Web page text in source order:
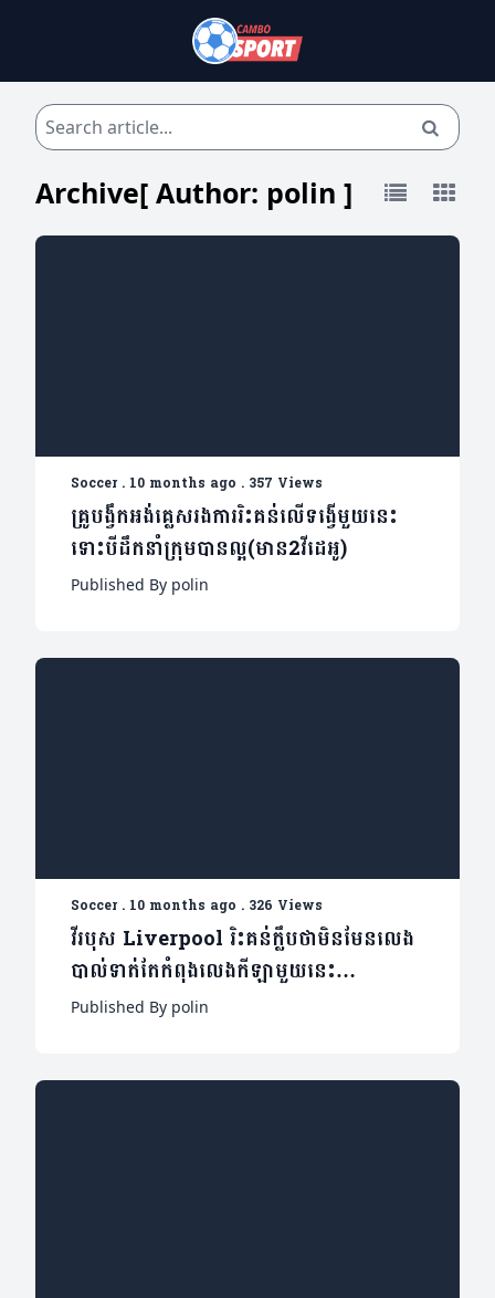
Archive[ Author: polin ]
Soccer. 10 months ago . 357 Views
គ្រូបង្វឹកអង់គ្លេសរងការរិះគន់លើទង្វើមួយនេះ
ទោះបីដឹកនាំក្រុមបានល្អ(មាន2វីដេអូ)
Published By polin
Soccer. 10 months ago . 326 Views
វីរបុស Liverpool រិះគន់ក្លឹបថាមិនមែនលេង
បាល់ទាត់តែកំពុងលេងកីឡាមួយនេះ
វិញ(មាន១វីដេអូ)
Published By polin